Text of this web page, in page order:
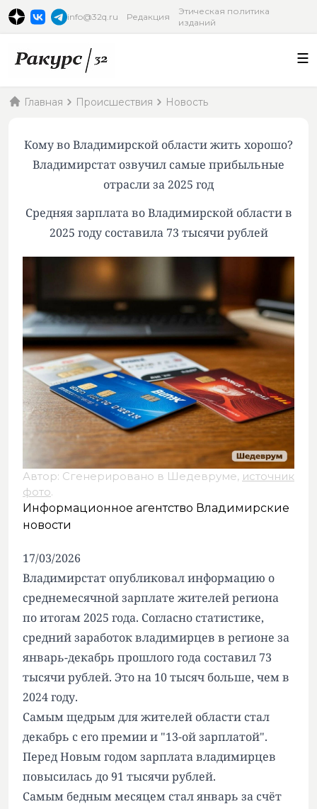
info@32q.ru Редакция
Этическая политика
изданий
Главная Происшествия Новость
Кому во Владимирской области жить хорошо?
Владимирстат озвучил самые прибыльные
отрасли за 2025 год
Средняя зарплата во Владимирской области в
2025 году составила 73 тысячи рублей
Автор: Сгенерировано в Шедевруме, источник
фото.
Информационное агентство Владимирские
новости
17/03/2026
Владимирстат опубликовал информацию о
среднемесячной зарплате жителей региона
по итогам 2025 года. Согласно статистике,
средний заработок владимирцев в регионе за
январь-декабрь прошлого года составил 73
тысячи рублей. Это на 10 тысяч больше, чем в
2024 году.
Самым щедрым для жителей области стал
декабрь с его премии и "13-ой зарплатой".
Перед Новым годом зарплата владимирцев
повысилась до 91 тысячи рублей.
Самым бедным месяцем стал январь за счёт